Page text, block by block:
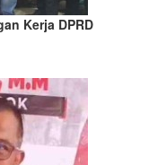
Kerja DPRD